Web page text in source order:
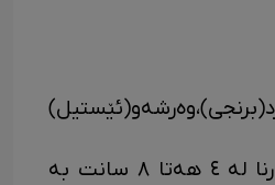
_ درێژایی میلی سورنا له ٤ هەتا ٨ سانت به